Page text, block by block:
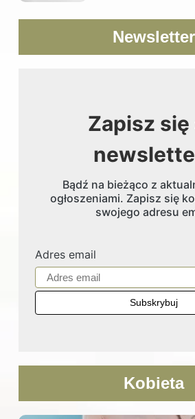
Newsletter
Zapisz się
Bądź na bieżąco z
ogłoszeniami. Zapisz się
swojego adresu
Adres email
Kobieta